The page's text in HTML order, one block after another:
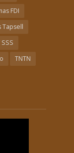
FDI
Tapsell
TNTN